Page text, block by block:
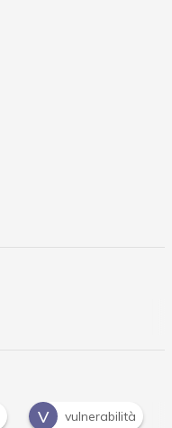
V vulnerabilità